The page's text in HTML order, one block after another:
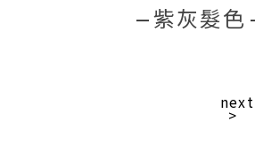
紫灰髮色
next
>